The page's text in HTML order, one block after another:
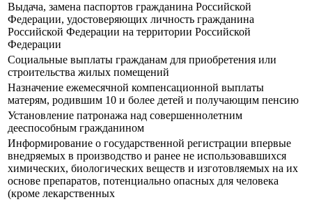
Выдача, замена паспортов гражданина Российской
Федерации, удостоверяющих личность гражданина
Российской Федерации на территории Российской
Федерации
Социальные выплаты гражданам для приобретения или
строительства жилых помещений
Назначение ежемесячной компенсационной выплаты
матерям, родившим 10 и более детей и получающим пенсию
Установление патронажа над совершеннолетним
дееспособным гражданином
Информирование о государственной регистрации впервые
внедряемых в производство и ранее не использовавшихся
химических, биологических веществ и изготовляемых на их
основе препаратов, потенциально опасных для человека
(кроме лекарственных